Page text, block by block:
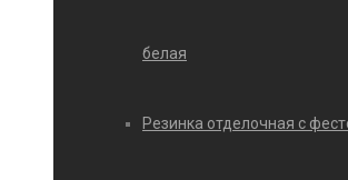
белая
Резинка отделочная с